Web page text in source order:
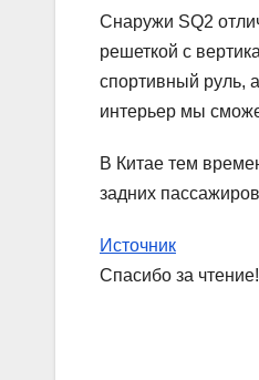
Снаружи SQ2
решеткой с
спортивный руль,
интерьер мы
В Китае тем
задних
Источник
Спасибо за чтение!